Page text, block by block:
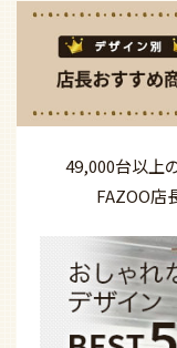
49,000台以上
FAZOO店